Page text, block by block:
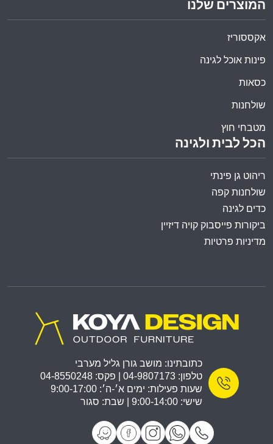
הכל לבית ולגינה
ריהוט גן פינתי
שולחנות קפה
כדים לגינה
ביקורות פייסבוק קויה דיזיין
מדיניות פרטיות
המוצרים שלנו
אקססוריז
פינות אוכל לגינה
כסאות
שולחנות
מטבחי חוץ
כתובתינו: מושב גורן גליל מערבי
טלפון: 04-9807173 | פקס: 04-8550248
שעות פעילות: ימים א׳-ה׳: 9:00-17:00
שישי: 9:00-14:00 | שבת: סגור